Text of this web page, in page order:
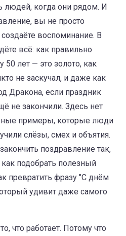
людей, когда они рядом. И
вы не просто
воспоминание. В
всё: как правильно
50 лет — это золото, как
не заскучал, и даже как
Дракона, если праздник
не закончили. Здесь нет
примеры, которые люди
слёзы, смех и объятия.
поздравление так,
подобрать полезный
превратить фразу "С днём
удивит даже самого
что работает. Потому что